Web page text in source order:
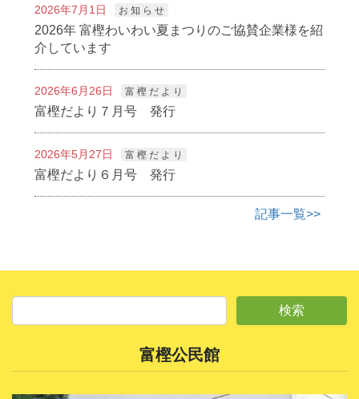
2026年7月1日 お 知 ら せ
2026年 富樫わいわい夏まつりのご協賛企業様を紹
介しています
2026年6月26日 富 樫 だ よ り
富樫だより７月号 発行
2026年5月27日 富 樫 だ よ り
富樫だより６月号 発行
記事一覧>>
富樫公民館